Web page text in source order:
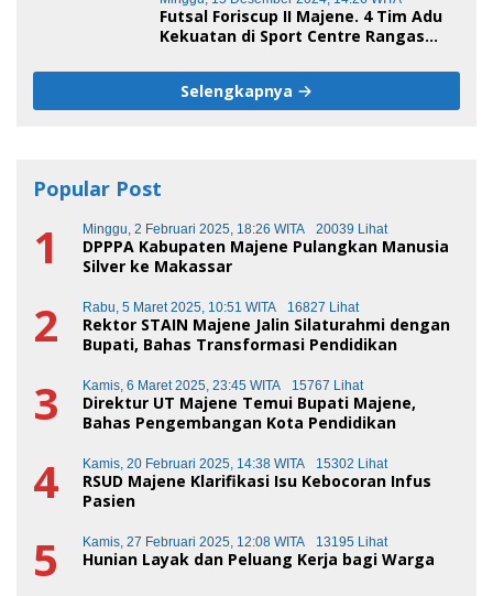
Futsal Foriscup II Majene. 4 Tim Adu
Kekuatan di Sport Centre Rangas
Selengkapnya
Popular Post
1 Minggu, 2 Februari 2025, 18:26 WITA 20039 Lihat
DPPPA Kabupaten Majene Pulangkan Manusia
Silver ke Makassar
2 Rabu, 5 Maret 2025, 10:51 WITA 16827 Lihat
Rektor STAIN Majene Jalin Silaturahmi dengan
Bupati, Bahas Transformasi Pendidikan
3 Kamis, 6 Maret 2025, 23:45 WITA 15767 Lihat
Direktur UT Majene Temui Bupati Majene,
Bahas Pengembangan Kota Pendidikan
4 Kamis, 20 Februari 2025, 14:38 WITA 15302 Lihat
RSUD Majene Klarifikasi Isu Kebocoran Infus
Pasien
5 Kamis, 27 Februari 2025, 12:08 WITA 13195 Lihat
Hunian Layak dan Peluang Kerja bagi Warga